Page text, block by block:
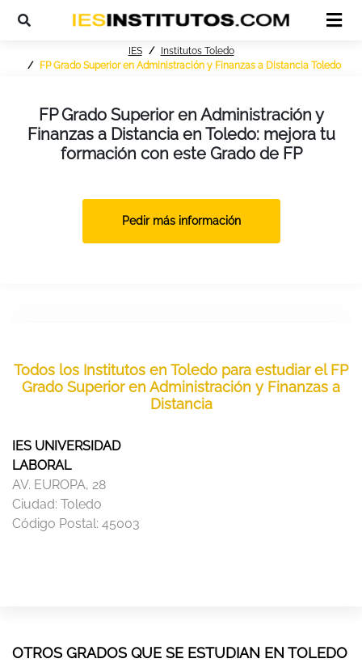
IES
Institutos Toledo
FP Grado Superior en Administración y Finanzas a Distancia Toledo
FP Grado Superior en Administración y
Finanzas a Distancia en Toledo: mejora tu
formación con este Grado de FP
Pedir más información
Todos los Institutos en Toledo para estudiar el FP
Grado Superior en Administración y Finanzas a
Distancia
IES UNIVERSIDAD
LABORAL
AV. EUROPA, 28
Ciudad: Toledo
Código Postal: 45003
OTROS GRADOS QUE SE ESTUDIAN EN TOLEDO